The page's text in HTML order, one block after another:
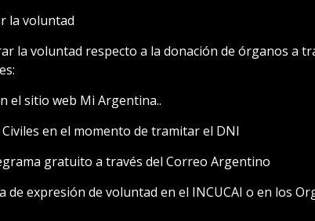
la voluntad
la voluntad respecto a la donación de órganos a
el sitio web Mi Argentina..
en el momento de tramitar el DNI
gratuito a través del Correo Argentino
de expresión de voluntad en el INCUCAI o en los